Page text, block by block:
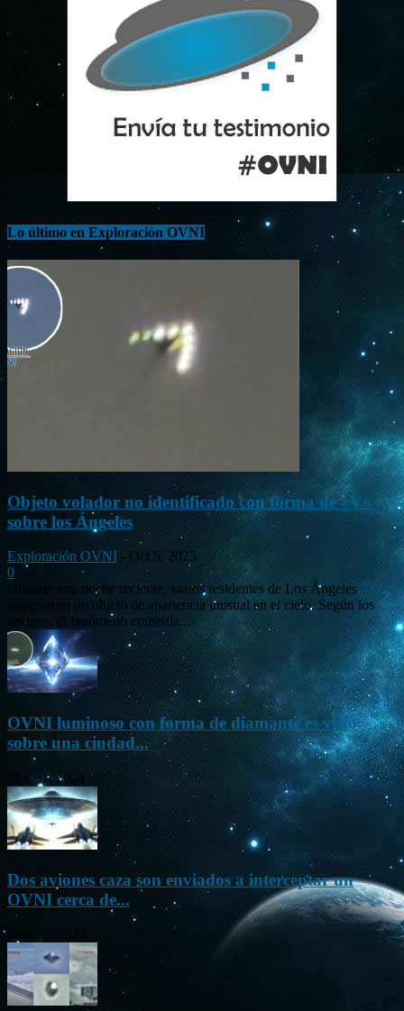
Lo último en Exploración OVNI
Objeto volador no identificado con forma de «V»
sobre los Ángeles
Exploración OVNI - Oct 5, 2025
0
Durante una noche reciente, varios residentes de Los Ángeles
observaron un objeto de apariencia inusual en el cielo. Según los
testigos, el fenómeno consistía...
OVNI luminoso con forma de diamante es visto
sobre una ciudad...
Mar 31, 2024
Dos aviones caza son enviados a interceptar un
OVNI cerca de...